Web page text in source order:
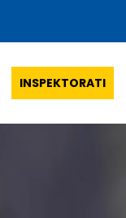
INSPEKTORATI